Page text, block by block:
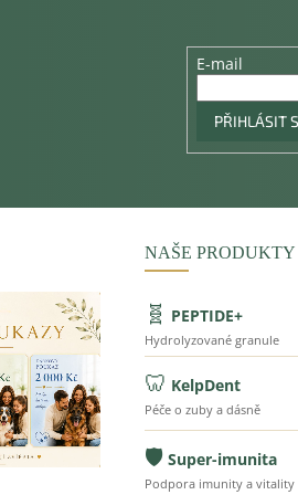
E-mail
PŘIHLÁSIT
NAŠE PRODUKTY
🧬 PEPTIDE+
Hydrolyzované granule
🦷 KelpDent
Péče o zuby a dásně
🛡️ Super-imunita
Podpora imunity a vitality